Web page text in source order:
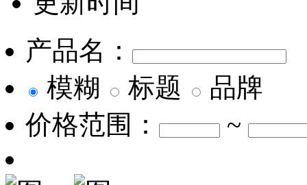
产品名：
模糊
标题
品牌
价格范围：
~